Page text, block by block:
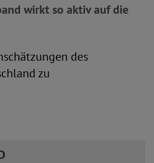
wirkt so aktiv auf die
des
zu